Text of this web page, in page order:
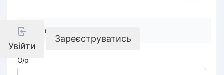
Увійти
Зареєструватись
Реквізити компанії
О/р